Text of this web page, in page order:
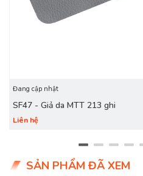
Đang cập nhật
SF47 - Giả da MTT 213 ghi
Liên hệ
SẢN PHẨM ĐÃ XEM